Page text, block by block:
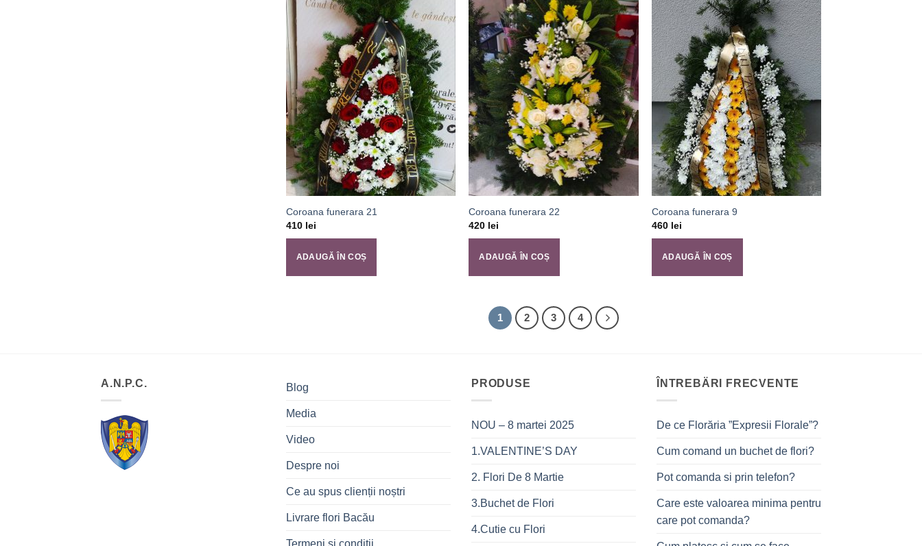
Coroana funerara 21
410 lei
ADAUGĂ ÎN COȘ
Coroana funerara 22
420 lei
ADAUGĂ ÎN COȘ
Coroana funerara 9
460 lei
ADAUGĂ ÎN COȘ
1 2 3 4
A.N.P.C. Blog
Media
Video
Despre noi
Ce au spus clienții noștri
Livrare flori Bacău
Termeni și condiții
PRODUSE
NOU – 8 martei 2025
1.VALENTINE’S DAY
2. Flori De 8 Martie
3.Buchet de Flori
4.Cutie cu Flori
ÎNTREBÄRI FRECVENTE
De ce Florăria ”Expresii Florale”?
Cum comand un buchet de flori?
Pot comanda si prin telefon?
Care este valoarea minima pentru
care pot comanda?